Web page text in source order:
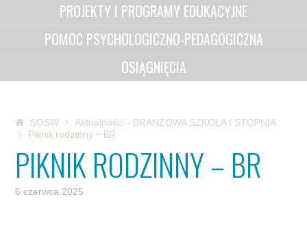
PROJEKTY I PROGRAMY EDUKACYJNE
POMOC PSYCHOLOGICZNO-PEDAGOGICZNA
OSIĄGNIĘCIA
SOSW
Aktualności - BRANŻOWA SZKOŁA I STOPNIA
Piknik rodzinny – BR
PIKNIK RODZINNY – BR
6 czerwca 2025